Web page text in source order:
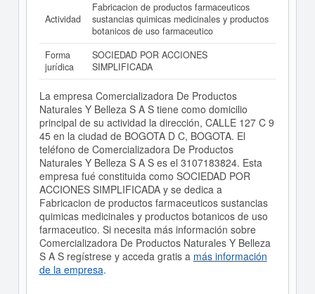
Actividad
Fabricacion de productos farmaceuticos
sustancias quimicas medicinales y productos
botanicos de uso farmaceutico
Forma
jurídica
SOCIEDAD POR ACCIONES
SIMPLIFICADA
La empresa Comercializadora De Productos
Naturales Y Belleza S A S tiene como domicilio
principal de su actividad la dirección, CALLE 127 C 9
45 en la ciudad de BOGOTA D C, BOGOTA. El
teléfono de Comercializadora De Productos
Naturales Y Belleza S A S es el 3107183824. Esta
empresa fué constituida como SOCIEDAD POR
ACCIONES SIMPLIFICADA y se dedica a
Fabricacion de productos farmaceuticos sustancias
quimicas medicinales y productos botanicos de uso
farmaceutico. Si necesita más información sobre
Comercializadora De Productos Naturales Y Belleza
S A S regístrese y acceda gratis a más información
de la empresa.